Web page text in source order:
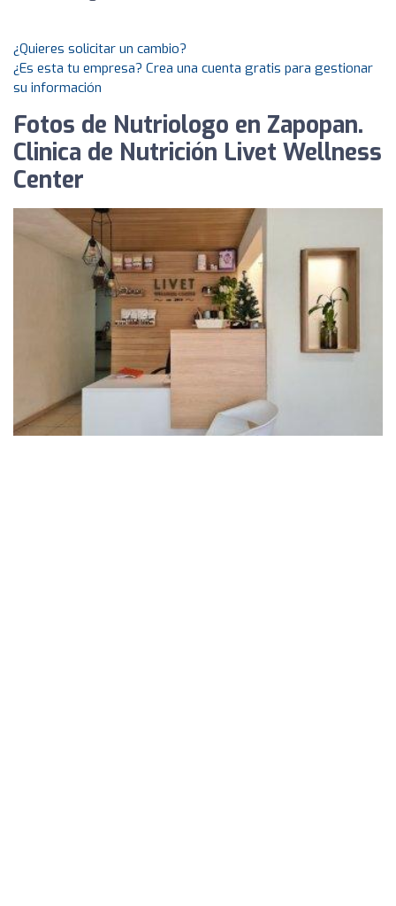
¿Quieres solicitar un cambio?
¿Es esta tu empresa? Crea una cuenta gratis para gestionar
su información
Fotos de Nutriologo en Zapopan.
Clinica de Nutrición Livet Wellness
Center